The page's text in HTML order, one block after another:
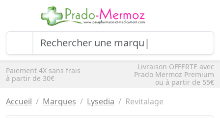
Paiement 4X sans frais
à partir de 30€
Livraison OFFERTE avec
Prado Mermoz Premium
ou à partir de 55€
Accueil Marques Lysedia Revitalage